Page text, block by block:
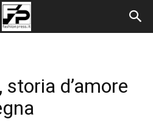
d’amore